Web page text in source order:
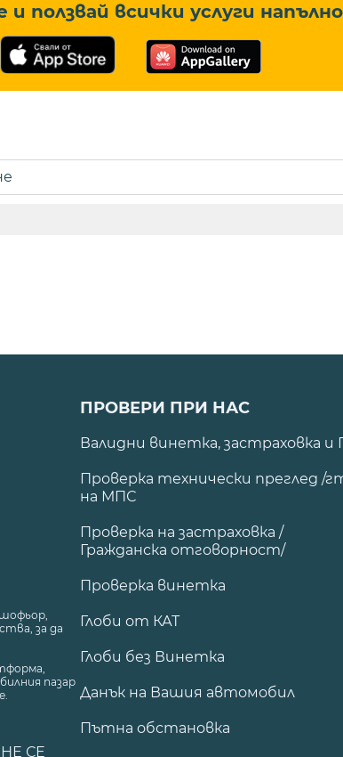
ползвай всички услуги напълно
за да
пазар
СЕ
ПРОВЕРИ ПРИ НАС
Валидни винетка, застраховка и
Проверка технически преглед /
на МПС
Проверка на застраховка /
Гражданска отговорност/
Проверка винетка
Глоби от КАТ
Глоби без Винетка
Данък на Вашия автомобил
Пътна обстановка